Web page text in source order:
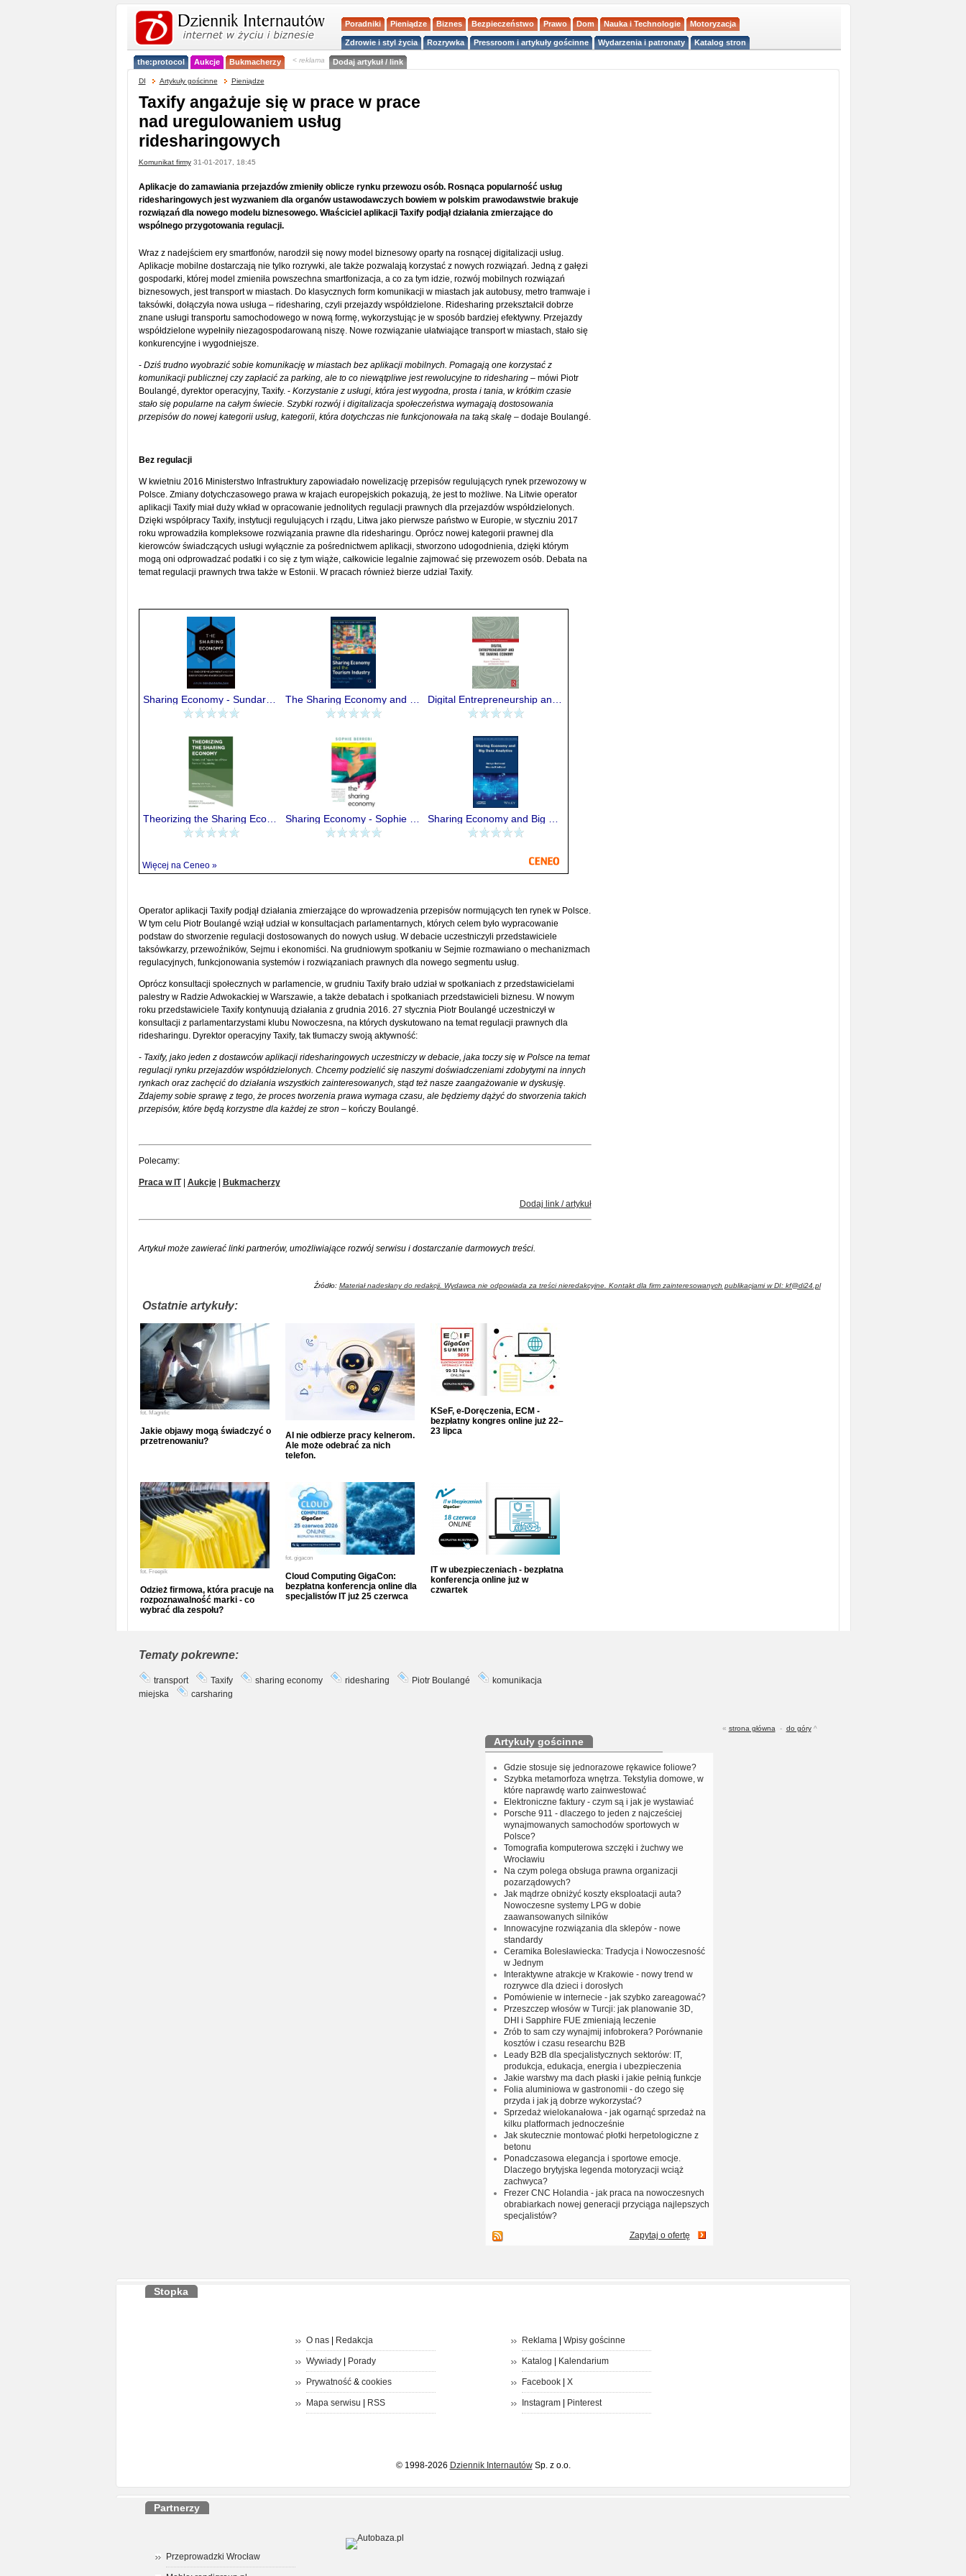
Poradniki Pieniądze Biznes Bezpieczeństwo Prawo Dom Nauka i Technologie Motoryzacja
Zdrowie i styl życia Rozrywka Pressroom i artykuły gościnne Wydarzenia i patronaty Katalog stron
the:protocol Aukcje Bukmacherzy < reklama Dodaj artykuł / link
DI Artykuły gościnne Pieniądze
Taxify angażuje się w prace w prace
nad uregulowaniem usług
ridesharingowych
Komunikat firmy31-01-2017, 18:45
Aplikacje do zamawiania przejazdów zmieniły oblicze rynku przewozu osób. Rosnąca popularność usług
ridesharingowych jest wyzwaniem dla organów ustawodawczych bowiem w polskim prawodawstwie brakuje
rozwiązań dla nowego modelu biznesowego. Właściciel aplikacji Taxify podjął działania zmierzające do
wspólnego przygotowania regulacji.
Wraz z nadejściem ery smartfonów, narodził się nowy model biznesowy oparty na rosnącej digitalizacji usług.
Aplikacje mobilne dostarczają nie tylko rozrywki, ale także pozwalają korzystać z nowych rozwiązań. Jedną z gałęzi
gospodarki, której model zmieniła powszechna smartfonizacja, a co za tym idzie, rozwój mobilnych rozwiązań
biznesowych, jest transport w miastach. Do klasycznych form komunikacji w miastach jak autobusy, metro tramwaje i
taksówki, dołączyła nowa usługa – ridesharing, czyli przejazdy współdzielone. Ridesharing przekształcił dobrze
znane usługi transportu samochodowego w nową formę, wykorzystując je w sposób bardziej efektywny. Przejazdy
współdzielone wypełniły niezagospodarowaną niszę. Nowe rozwiązanie ułatwiające transport w miastach, stało się
konkurencyjne i wygodniejsze.
- Dziś trudno wyobrazić sobie komunikację w miastach bez aplikacji mobilnych. Pomagają one korzystać z
komunikacji publicznej czy zapłacić za parking, ale to co niewątpliwe jest rewolucyjne to ridesharing – mówi Piotr
Boulangé, dyrektor operacyjny, Taxify. -Korzystanie z usługi, która jest wygodna, prosta i tania, w krótkim czasie
stało się popularne na całym świecie. Szybki rozwój i digitalizacja społeczeństwa wymagają dostosowania
przepisów do nowej kategorii usług, kategorii, która dotychczas nie funkcjonowała na taką skalę – dodaje Boulangé.
Bez regulacji
W kwietniu 2016 Ministerstwo Infrastruktury zapowiadało nowelizację przepisów regulujących rynek przewozowy w
Polsce. Zmiany dotychczasowego prawa w krajach europejskich pokazują, że jest to możliwe. Na Litwie operator
aplikacji Taxify miał duży wkład w opracowanie jednolitych regulacji prawnych dla przejazdów współdzielonych.
Dzięki współpracy Taxify, instytucji regulujących i rządu, Litwa jako pierwsze państwo w Europie, w styczniu 2017
roku wprowadziła kompleksowe rozwiązania prawne dla ridesharingu. Oprócz nowej kategorii prawnej dla
kierowców świadczących usługi wyłącznie za pośrednictwem aplikacji, stworzono udogodnienia, dzięki którym
mogą oni odprowadzać podatki i co się z tym wiąże, całkowicie legalnie zajmować się przewozem osób. Debata na
temat regulacji prawnych trwa także w Estonii. W pracach również bierze udział Taxify.
Sharing Economy - Sundararajan Arun
Theorizing the Sharing Economy
Więcej na Ceneo »
Operator aplikacji Taxify podjął działania zmierzające do wprowadzenia przepisów normujących ten rynek w Polsce.
W tym celu Piotr Boulangé wziął udział w konsultacjach parlamentarnych, których celem było wypracowanie
podstaw do stworzenie regulacji dostosowanych do nowych usług. W debacie uczestniczyli przedstawiciele
taksówkarzy, przewoźników, Sejmu i ekonomiści. Na grudniowym spotkaniu w Sejmie rozmawiano o mechanizmach
regulacyjnych, funkcjonowania systemów i rozwiązaniach prawnych dla nowego segmentu usług.
Oprócz konsultacji społecznych w parlamencie, w grudniu Taxify brało udział w spotkaniach z przedstawicielami
palestry w Radzie Adwokackiej w Warszawie, a także debatach i spotkaniach przedstawicieli biznesu. W nowym
roku przedstawiciele Taxify kontynuują działania z grudnia 2016. 27 stycznia Piotr Boulangé uczestniczył w
konsultacji z parlamentarzystami klubu Nowoczesna, na których dyskutowano na temat regulacji prawnych dla
ridesharingu. Dyrektor operacyjny Taxify, tak tłumaczy swoją aktywność:
- Taxify, jako jeden z dostawców aplikacji ridesharingowych uczestniczy w debacie, jaka toczy się w Polsce na temat
regulacji rynku przejazdów współdzielonych. Chcemy podzielić się naszymi doświadczeniami zdobytymi na innych
rynkach oraz zachęcić do działania wszystkich zainteresowanych, stąd też nasze zaangażowanie w dyskusję.
Zdajemy sobie sprawę z tego, że proces tworzenia prawa wymaga czasu, ale będziemy dążyć do stworzenia takich
przepisów, które będą korzystne dla każdej ze stron – kończy Boulangé.
Polecamy:
Praca w IT| Aukcje| Bukmacherzy
Dodaj link / artykuł
Artykuł może zawierać linki partnerów, umożliwiające rozwój serwisu i dostarczanie darmowych treści.
Źródło: Materiał nadesłany do redakcji. Wydawca nie odpowiada za treści nieredakcyjne. Kontakt dla firm zainteresowanych publikacjami w DI: kf@di24.pl
Ostatnie artykuły:
fot. Magnific
Jakie objawy mogą świadczyć o
przetrenowaniu?
AI nie odbierze pracy kelnerom.
Ale może odebrać za nich
telefon.
KSeF, e-Doręczenia, ECM -
bezpłatny kongres online już 22–
23 lipca
fot. Freepik
Odzież firmowa, która pracuje na
rozpoznawalność marki - co
wybrać dla zespołu?
fot. gigacon
Cloud Computing GigaCon:
bezpłatna konferencja online dla
specjalistów IT już 25 czerwca
IT w ubezpieczeniach - bezpłatna
konferencja online już w
czwartek
Tematy pokrewne:
transport Taxify sharing economy ridesharing Piotr Boulangé
komunikacja
miejska
carsharing
« strona główna - do góry^
Artykuły gościnne
Gdzie stosuje się jednorazowe rękawice foliowe?
Szybka metamorfoza wnętrza. Tekstylia domowe, w
które naprawdę warto zainwestować
Elektroniczne faktury - czym są i jak je wystawiać
Porsche 911 - dlaczego to jeden z najcześciej
wynajmowanych samochodów sportowych w
Polsce?
Tomografia komputerowa szczęki i żuchwy we
Wrocławiu
Na czym polega obsługa prawna organizacji
pozarządowych?
Jak mądrze obniżyć koszty eksploatacji auta?
Nowoczesne systemy LPG w dobie
zaawansowanych silników
Innowacyjne rozwiązania dla sklepów - nowe
standardy
Ceramika Bolesławiecka: Tradycja i Nowoczesność
w Jednym
Interaktywne atrakcje w Krakowie - nowy trend w
rozrywce dla dzieci i dorosłych
Pomówienie w internecie - jak szybko zareagować?
Przeszczep włosów w Turcji: jak planowanie 3D,
DHI i Sapphire FUE zmieniają leczenie
Zrób to sam czy wynajmij infobrokera? Porównanie
kosztów i czasu researchu B2B
Leady B2B dla specjalistycznych sektorów: IT,
produkcja, edukacja, energia i ubezpieczenia
Jakie warstwy ma dach płaski i jakie pełnią funkcje
Folia aluminiowa w gastronomii - do czego się
przyda i jak ją dobrze wykorzystać?
Sprzedaż wielokanałowa - jak ogarnąć sprzedaż na
kilku platformach jednocześnie
Jak skutecznie montować płotki herpetologiczne z
betonu
Ponadczasowa elegancja i sportowe emocje.
Dlaczego brytyjska legenda motoryzacji wciąż
zachwyca?
Frezer CNC Holandia - jak praca na nowoczesnych
obrabiarkach nowej generacji przyciąga najlepszych
specjalistów?
Zapytaj o ofertę
Stopka
O nas| Redakcja
Wywiady| Porady
Prywatność& cookies
Mapa serwisu RSS
Reklama| Wpisy gościnne
Katalog Kalendarium
Facebook| X
Instagram| Pinterest
© 1998-2026 Dziennik InternautówSp. z o.o.
Partnerzy
Przeprowadzki Wrocław